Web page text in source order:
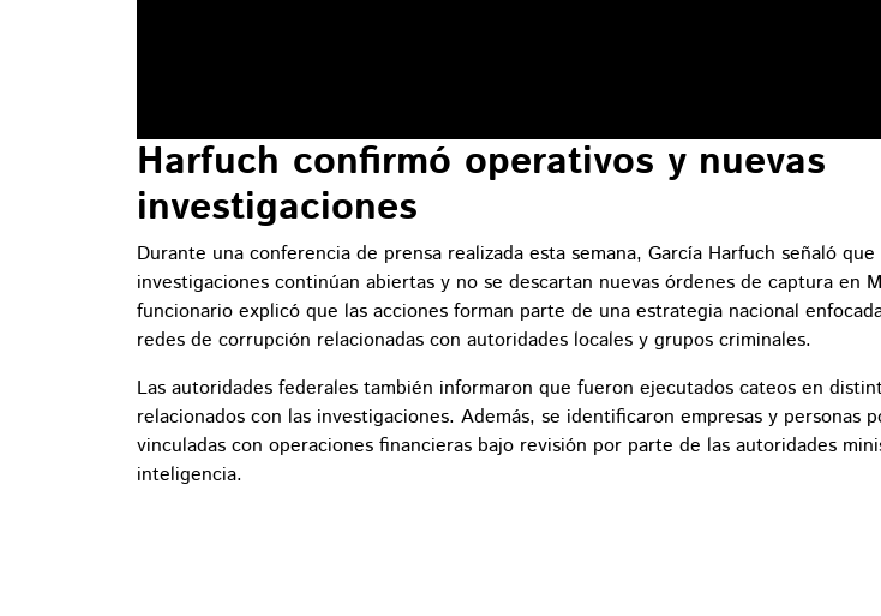
Harfuch confirmó operativos y nuevas
investigaciones
Durante una conferencia de prensa realizada esta semana, García Harfuch señaló que
investigaciones continúan abiertas y no se descartan nuevas órdenes de captura en
funcionario explicó que las acciones forman parte de una estrategia nacional
redes de corrupción relacionadas con autoridades locales y grupos criminales.
Las autoridades federales también informaron que fueron ejecutados cateos en
relacionados con las investigaciones. Además, se identificaron empresas y personas
vinculadas con operaciones financieras bajo revisión por parte de las autoridades
inteligencia.